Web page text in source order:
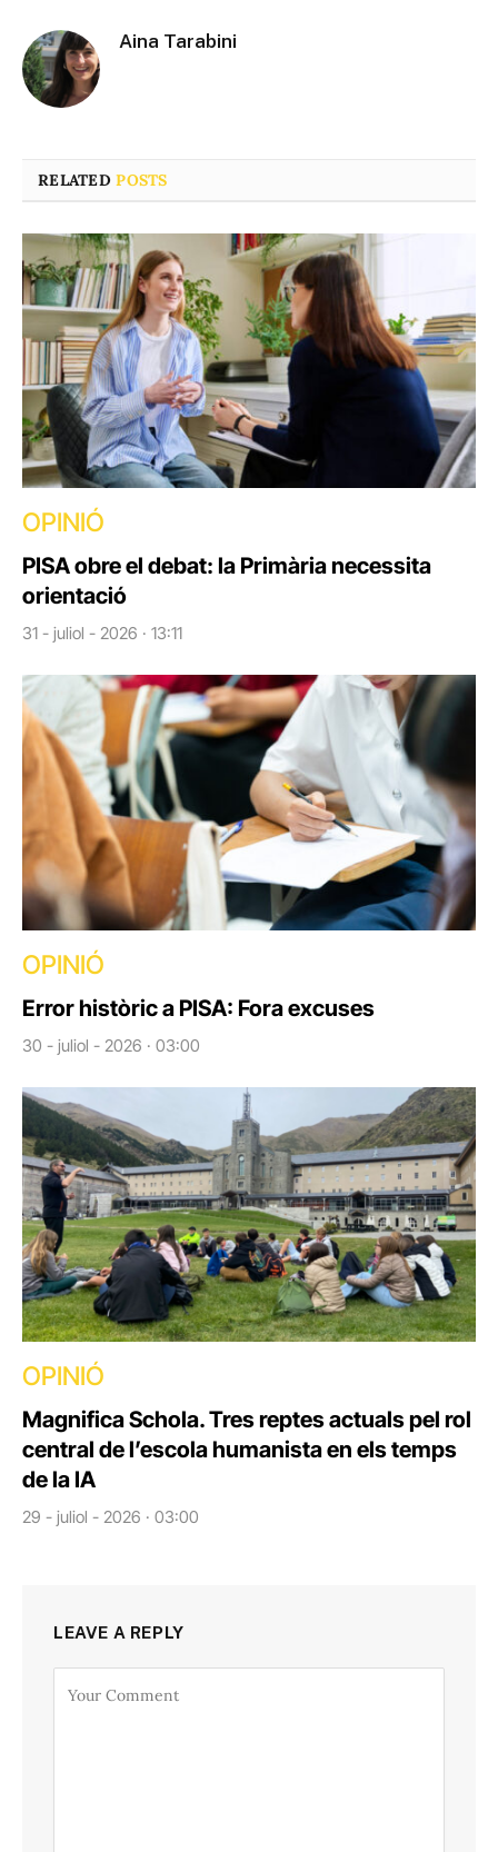
Aina Tarabini
RELATEDPOSTS
OPINIÓ
PISA obre el debat: la Primària necessita
orientació
31 - juliol - 2026 · 13:11
OPINIÓ
Error històric a PISA: Fora excuses
30 - juliol - 2026 · 03:00
OPINIÓ
Magnifica Schola. Tres reptes actuals pel rol
central de l’escola humanista en els temps
de la IA
29 - juliol - 2026 · 03:00
LEAVE A REPLY